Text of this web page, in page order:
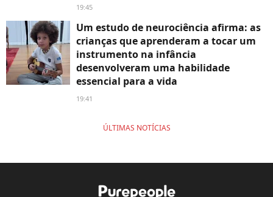
19:45
Um estudo de neurociência afirma: as
crianças que aprenderam a tocar um
instrumento na infância
desenvolveram uma habilidade
essencial para a vida
19:41
ÚLTIMAS NOTÍCIAS